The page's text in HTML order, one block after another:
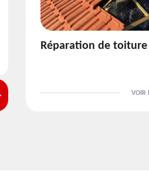
Isolation de toiture 33
VOIR